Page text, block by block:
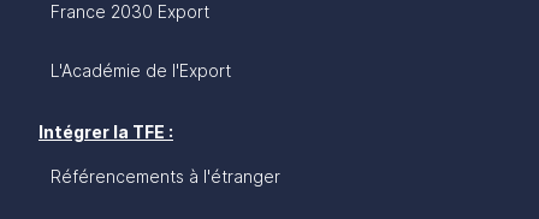
France 2030 Export
L'Académie de l'Export
Intégrer la TFE :
Référencements à l'étranger